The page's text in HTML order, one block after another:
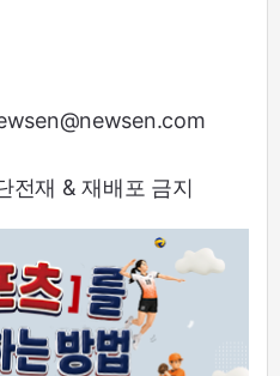
재 & 재배포 금지